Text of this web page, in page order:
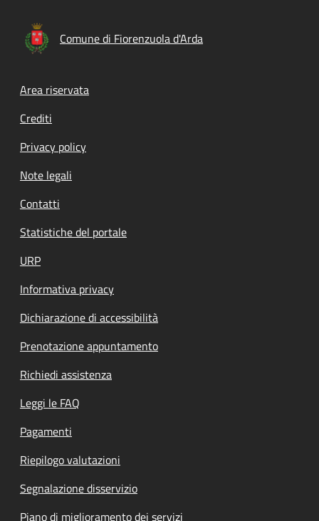
Comune di Fiorenzuola d'Arda
Footer menu
Area riservata
Crediti
Privacy policy
Note legali
Contatti
Statistiche del portale
URP
Informativa privacy
Dichiarazione di accessibilità
Prenotazione appuntamento
Richiedi assistenza
Leggi le FAQ
Pagamenti
Riepilogo valutazioni
Segnalazione disservizio
Piano di miglioramento dei servizi